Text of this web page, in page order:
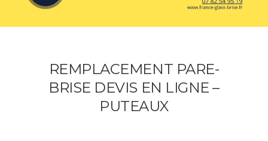
REMPLACEMENT PARE-
BRISE DEVIS EN LIGNE –
PUTEAUX